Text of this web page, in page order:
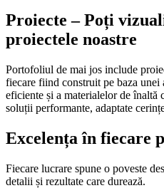
Proiecte – Poți
proiectele noastre
Portofoliul de mai jos include
fiecare fiind construit pe baza unei
eficiente și a materialelor de înaltă
soluții performante, adaptate
Excelența în fiecare
Fiecare lucrare spune o poveste
detalii și rezultate care durează.